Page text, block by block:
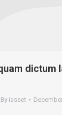
dictum
By iasset